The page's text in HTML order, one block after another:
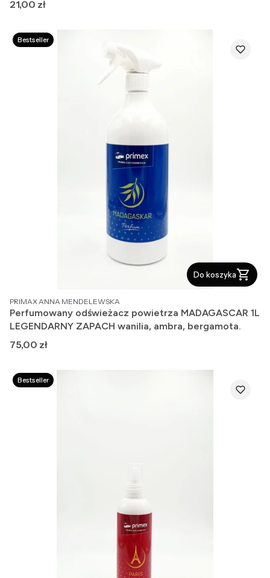
Cena
21,00 zł
Bestseller
Do koszyka
PRODUCENT
PRIMAX ANNA MENDELEWSKA
Perfumowany odświeżacz powietrza MADAGASCAR 1L
LEGENDARNY ZAPACH wanilia, ambra, bergamota.
Cena
75,00 zł
Bestseller